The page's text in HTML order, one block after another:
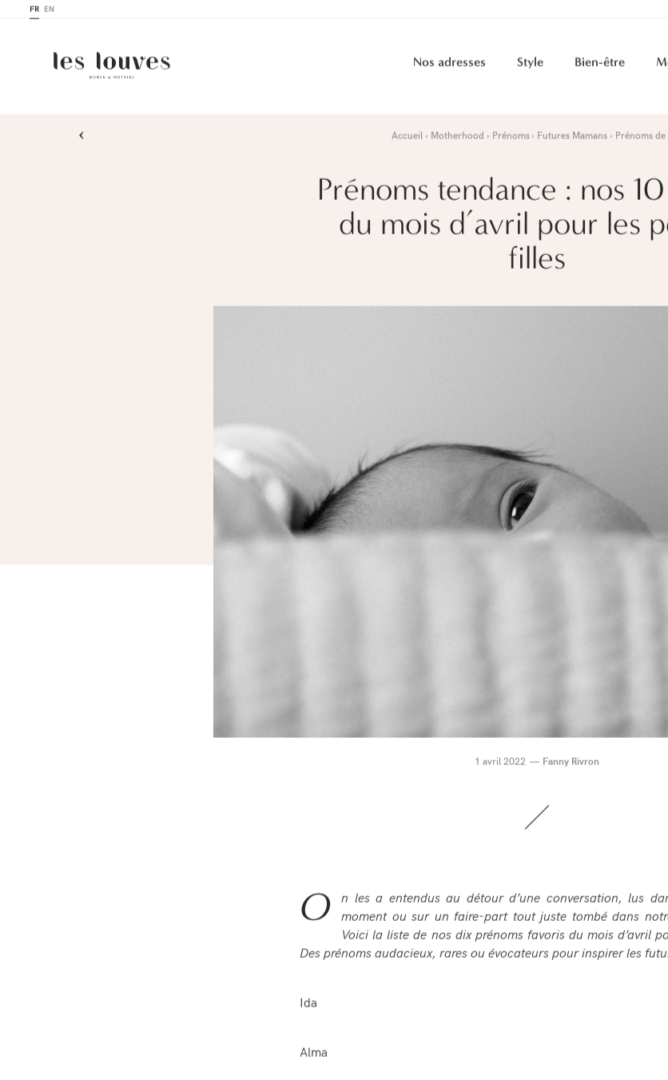
FR EN
Nos adresses Style Bien-être
› Accueil Motherhood Prénoms Futures Mamans Prénoms
Prénoms tendance : nos
du mois d’avril pour les
filles
1 avril 2022 Fanny Rivron
O
n les a entendus au détour d’une conversation, lus
moment ou sur un faire-part tout juste tombé dans
Voici la liste de nos dix prénoms favoris du mois d’avril
Des prénoms audacieux, rares ou évocateurs pour inspirer les
Ida
Alma